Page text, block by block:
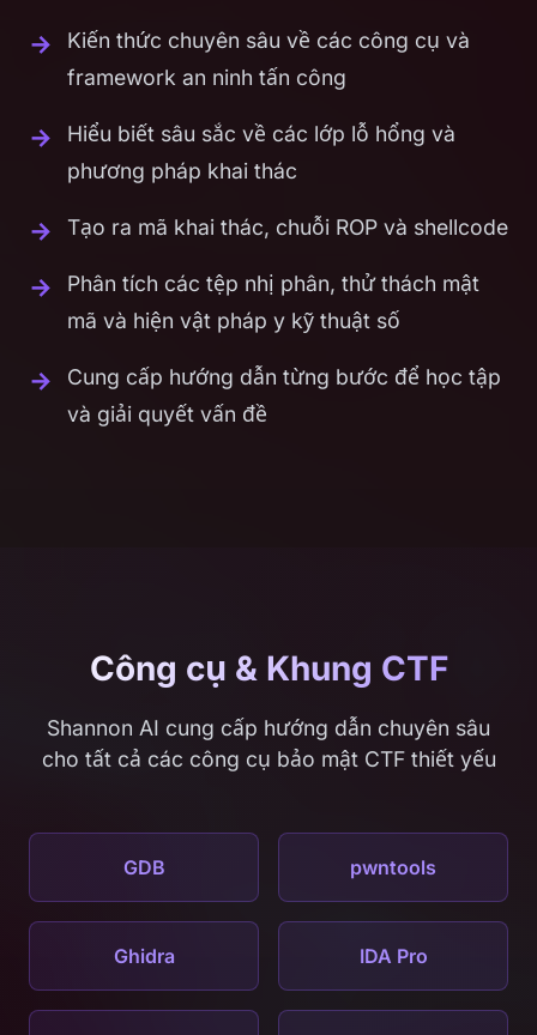
Kiến thức chuyên sâu về các công cụ và
framework an ninh tấn công
Hiểu biết sâu sắc về các lớp lỗ hổng và
phương pháp khai thác
Tạo ra mã khai thác, chuỗi ROP và shellcode
Phân tích các tệp nhị phân, thử thách mật
mã và hiện vật pháp y kỹ thuật số
Cung cấp hướng dẫn từng bước để học tập
và giải quyết vấn đề
Công cụ & Khung CTF
Shannon AI cung cấp hướng dẫn chuyên sâu
cho tất cả các công cụ bảo mật CTF thiết yếu
GDB pwntools
Ghidra IDA Pro